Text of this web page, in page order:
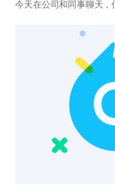
今天在公司和同事聊天，